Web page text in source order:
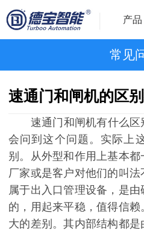
产品
常见
速通门和闸机的区
速通门和闸机有什么区
会问到这个问题。实际上
别。从外型和作用上基本
厂家或是客户对他们的叫
属于出入口管理设备，是
的，用起来平稳，值得信
大的差别。其内部结构都